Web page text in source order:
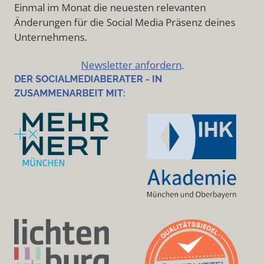
Einmal im Monat die neuesten relevanten
Änderungen für die Social Media Präsenz deines
Unternehmens.
Newsletter anfordern
DER SOCIALMEDIABERATER - IN
ZUSAMMENARBEIT MIT: